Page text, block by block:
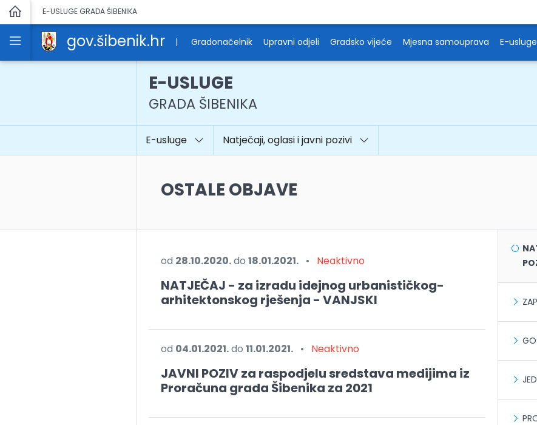
E-USLUGE GRADA ŠIBENIKA
gov.šibenik.hr | Gradonačelnik Upravni odjeli Gradsko vijeće Mjesna samouprava E-usluge
E-USLUGE
GRADA ŠIBENIKA
E-usluge Natječaji, oglasi i javni pozivi
OSTALE OBJAVE
od 28.10.2020.do 18.01.2021. • Neaktivno
NATJEČAJ - za izradu idejnog urbanističkog-
arhitektonskog rješenja - VANJSKI
od 04.01.2021.do 11.01.2021. • Neaktivno
JAVNI POZIV za raspodjelu sredstava medijima iz
Proračuna grada Šibenika za 2021